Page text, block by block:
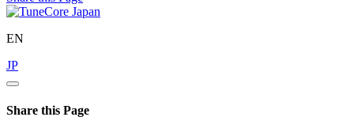
EN
JP
Share this Page